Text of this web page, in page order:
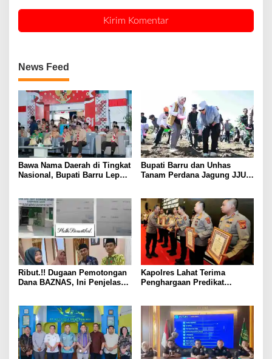
News Feed
Bawa Nama Daerah di Tingkat
Nasional, Bupati Barru Lepas
Bupati Barru dan Unhas
Tanam Perdana Jagung JJUH,
Ribut.!! Dugaan Pemotongan
Dana BAZNAS, Ini Penjelasan
Kapolres Lahat Terima
Penghargaan Predikat